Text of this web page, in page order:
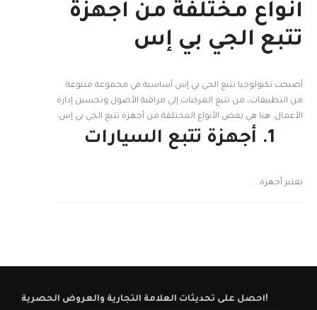
أنواع مختلفة من أجهزة
تتبع الجي بي إس
أصبحت تكنولوجيا تتبع الجي بي إس أساسية في مجموعة متنوعة
من التطبيقات، من تتبع المركبات إلى مراقبة الأصول وتحسين إدارة
الأعمال. هنا هي بعض الأنواع المختلفة من أجهزة تتبع الجي بي إس:
1. أجهزة تتبع السيارات
تعتبر أجهزة...
احصل على تحديثات العلامة التجارية والعروض الحصرية!